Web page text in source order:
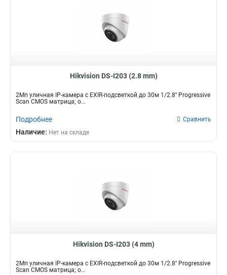
Hikvision DS-I203 (2.8 mm)
2Мп уличная IP-камера с EXIR-подсветкой до 30м 1/2.8'' Progressive
Scan CMOS матрица; о...
Подробнее Сравнить
Наличие: Нет на складе
Hikvision DS-I203 (4 mm)
2Мп уличная IP-камера с EXIR-подсветкой до 30м 1/2.8'' Progressive
Scan CMOS матрица; о...